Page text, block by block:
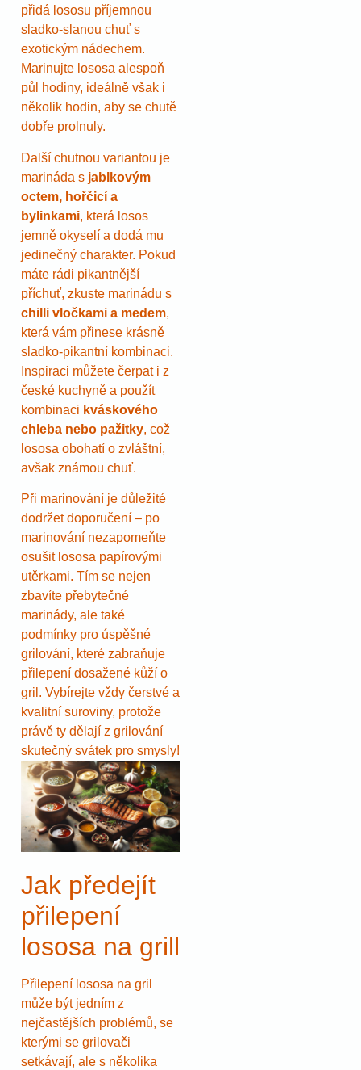
přidá lososu příjemnou
sladko-slanou chuť s
exotickým nádechem.
Marinujte lososa alespoň
půl hodiny, ideálně však i
několik hodin, aby se chutě
dobře prolnuly.
Další chutnou variantou je
marináda s jablkovým
octem, hořčicí a
bylinkami, která losos
jemně okyselí a dodá mu
jedinečný charakter. Pokud
máte rádi pikantnější
příchuť, zkuste marinádu s
chilli vločkami a medem,
která vám přinese krásně
sladko-pikantní kombinaci.
Inspiraci můžete čerpat i z
české kuchyně a použít
kombinaci kváskového
chleba nebo pažitky, což
lososa obohatí o zvláštní,
avšak známou chuť.
Při marinování je důležité
dodržet doporučení – po
marinování nezapomeňte
osušit lososa papírovými
utěrkami. Tím se nejen
zbavíte přebytečné
marinády, ale také
podmínky pro úspěšné
grilování, které zabraňuje
přilepení dosažené kůží o
gril. Vybírejte vždy čerstvé a
kvalitní suroviny, protože
právě ty dělají z grilování
skutečný svátek pro smysly!
Jak předejít
přilepení
lososa na grill
Přilepení lososa na gril
může být jedním z
nejčastějších problémů, se
kterými se grilovači
setkávají, ale s několika